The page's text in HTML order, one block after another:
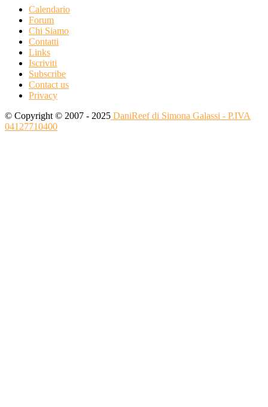
Calendario
Forum
Chi Siamo
Contatti
Links
Iscriviti
Subscribe
Contact us
Privacy
© Copyright © 2007 - 2025 DaniReef di Simona Galassi - P.IVA
04127710400